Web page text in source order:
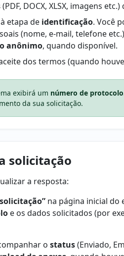
(PDF, DOCX, XLSX, imagens
etapa de identificação. Você
(nome, e-mail, telefone
anônimo, quando disponível.
dos termos (quando
exibirá um número de protocolo
da sua solicitação.
solicitação
a resposta:
na página inicial do
e os dados solicitados (por
o status(Enviado,